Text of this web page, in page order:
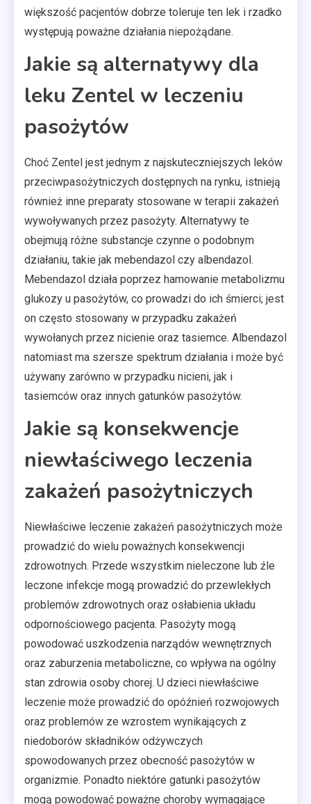
większość pacjentów dobrze toleruje ten lek i rzadko
występują poważne działania niepożądane.
Jakie są alternatywy dla
leku Zentel w leczeniu
pasożytów
Choć Zentel jest jednym z najskuteczniejszych leków
przeciwpasożytniczych dostępnych na rynku, istnieją
również inne preparaty stosowane w terapii zakażeń
wywoływanych przez pasożyty. Alternatywy te
obejmują różne substancje czynne o podobnym
działaniu, takie jak mebendazol czy albendazol.
Mebendazol działa poprzez hamowanie metabolizmu
glukozy u pasożytów, co prowadzi do ich śmierci; jest
on często stosowany w przypadku zakażeń
wywołanych przez nicienie oraz tasiemce. Albendazol
natomiast ma szersze spektrum działania i może być
używany zarówno w przypadku nicieni, jak i
tasiemców oraz innych gatunków pasożytów.
Jakie są konsekwencje
niewłaściwego leczenia
zakażeń pasożytniczych
Niewłaściwe leczenie zakażeń pasożytniczych może
prowadzić do wielu poważnych konsekwencji
zdrowotnych. Przede wszystkim nieleczone lub źle
leczone infekcje mogą prowadzić do przewlekłych
problemów zdrowotnych oraz osłabienia układu
odpornościowego pacjenta. Pasożyty mogą
powodować uszkodzenia narządów wewnętrznych
oraz zaburzenia metaboliczne, co wpływa na ogólny
stan zdrowia osoby chorej. U dzieci niewłaściwe
leczenie może prowadzić do opóźnień rozwojowych
oraz problemów ze wzrostem wynikających z
niedoborów składników odżywczych
spowodowanych przez obecność pasożytów w
organizmie. Ponadto niektóre gatunki pasożytów
mogą powodować poważne choroby wymagające